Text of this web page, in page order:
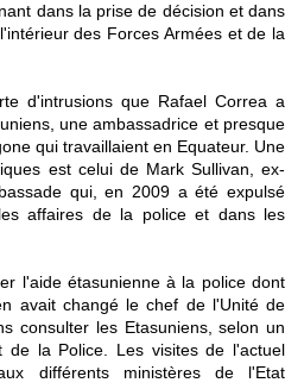
dans la prise de décision et dans
des Forces Armées et de la
d'intrusions que Rafael Correa a
une ambassadrice et presque
qui travaillaient en Equateur. Une
est celui de Mark Sullivan, ex-
qui, en 2009 a été expulsé
affaires de la police et dans les
l'aide étasunienne à la police dont
avait changé le chef de l'Unité de
consulter les Etasuniens, selon un
de la Police. Les visites de l'actuel
différents ministères de l'Etat